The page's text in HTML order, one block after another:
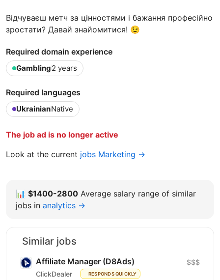
Відчуваєш метч за цінностями і бажання професійно
зростати? Давай знайомитися! 😉
Required domain experience
Gambling2 years
Required languages
UkrainianNative
The job ad is no longer active
Look at the current jobs Marketing →
📊 $1400-2800 Average salary range of similar
jobs in analytics →
Similar jobs
Affiliate Manager (D8Ads)
ClickDealer RESPONDS QUICKLY
$$$